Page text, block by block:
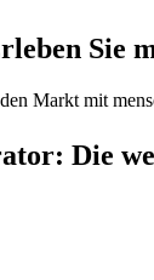
Sie
Markt mit
Die